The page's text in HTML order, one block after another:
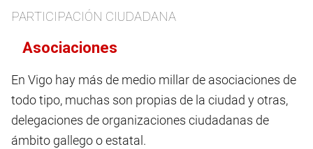
PARTICIPACIÓN CIUDADANA
Asociaciones
En Vigo hay más de medio millar de asociaciones de
todo tipo, muchas son propias de la ciudad y otras,
delegaciones de organizaciones ciudadanas de
ámbito gallego o estatal.